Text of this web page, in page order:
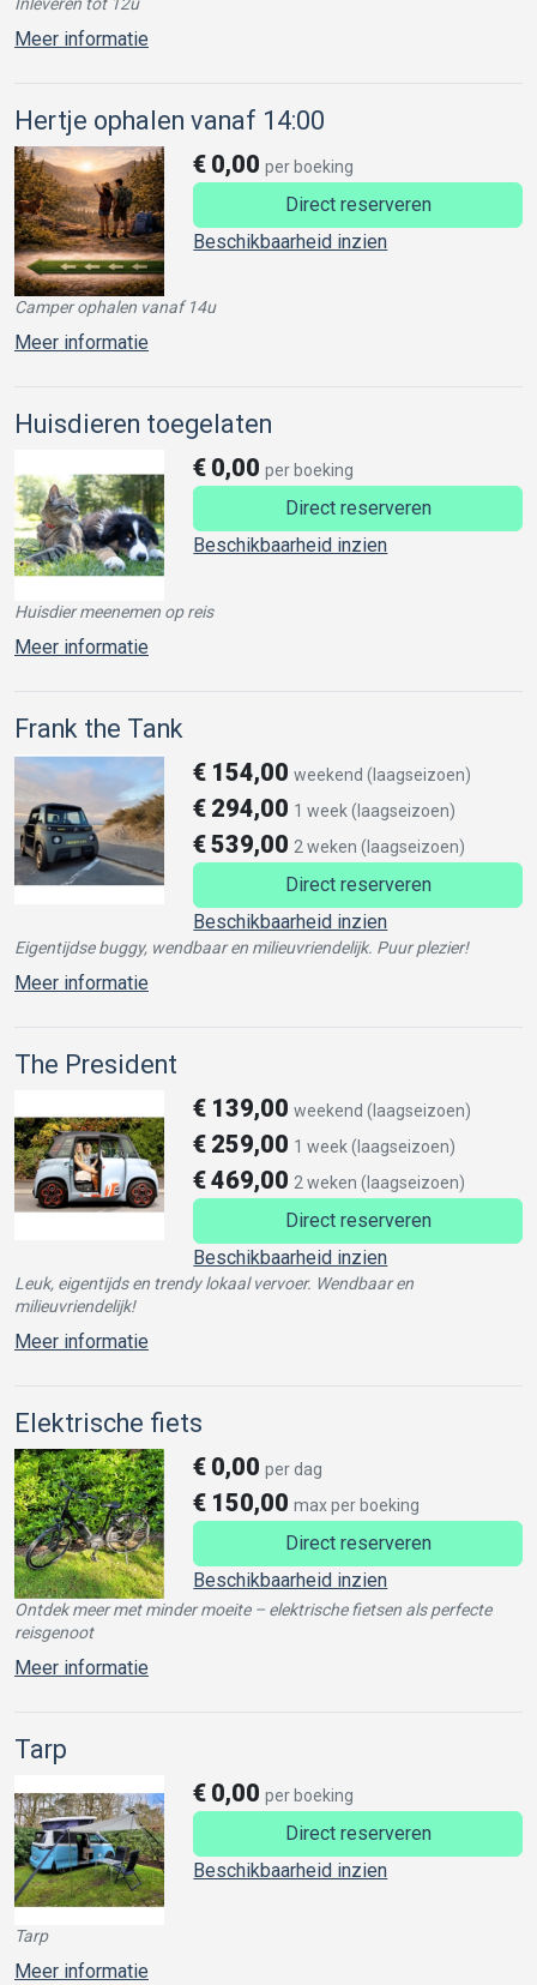
Meer informatie
Hertje ophalen vanaf 14:00
€ 0,00 per boeking
Direct reserveren
Beschikbaarheid inzien
Camper ophalen vanaf 14u
Meer informatie
Huisdieren toegelaten
€ 0,00 per boeking
Direct reserveren
Beschikbaarheid inzien
Huisdier meenemen op reis
Meer informatie
Frank the Tank
€ 154,00 weekend (laagseizoen)
€ 294,00 1 week (laagseizoen)
€539,00 2 weken (laagseizoen)
Direct reserveren
Beschikbaarheid inzien
Eigentijdse buggy, wendbaar en milieuvriendelijk. Puur plezier!
Meer informatie
The President
€ 139,00 weekend (laagseizoen)
€ 259,00 1 week (laagseizoen)
€469,00 2 weken (laagseizoen)
Direct reserveren
Beschikbaarheid inzien
Leuk, eigentijds en trendy lokaal vervoer. Wendbaar en
milieuvriendelijk!
Meer informatie
Elektrische fiets
€ 0,00 per dag
€ 150,00 max per boeking
Direct reserveren
Beschikbaarheid inzien
Ontdek meer met minder moeite – elektrische fietsen als perfecte
reisgenoot
Meer informatie
Tarp
€ 0,00 per boeking
Direct reserveren
Beschikbaarheid inzien
Tarp
Meer informatie